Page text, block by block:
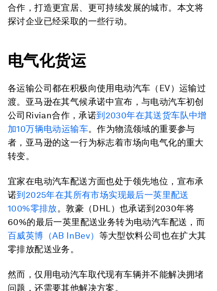
合作，打造更宜居、更可持续发展的城市。本文将
探讨企业已经采取的一些行动。
电气化货运
各运输公司都在积极向使用电动汽车（EV）运输过
渡。亚马逊在其气候承诺中宣布，与电动汽车初创
公司Rivian合作，承诺到2030年在其送货车队中增
加10万辆电动运输车。作为物流领域的重要参与
者，亚马逊的这一行为标志着市场向电气化的重大
转变。
宜家在电动汽车配送方面也处于领先地位，宣布承
诺到2025年在其所有市场实现最后一英里配送
100%零排放。敦豪（DHL）也承诺到2030年将
60%的最后一英里配送业务转为电动汽车配送，而
百威英博（AB InBev） 等大型饮料公司也在扩大其
零排放配送业务。
然而，仅用电动汽车取代现有车辆并不能解决拥堵
问题，还需要其他解决方案。